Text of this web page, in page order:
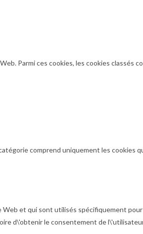
Parmi ces cookies, les cookies classés
comprend uniquement les
et qui sont utilisés spécifiquement
d\'obtenir le consentement de